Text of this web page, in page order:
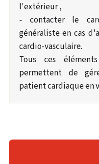
l'extérieur ,
- contacter le
généraliste en cas
cardio-vasculaire.
Tous ces
permettent de
patient cardiaque en